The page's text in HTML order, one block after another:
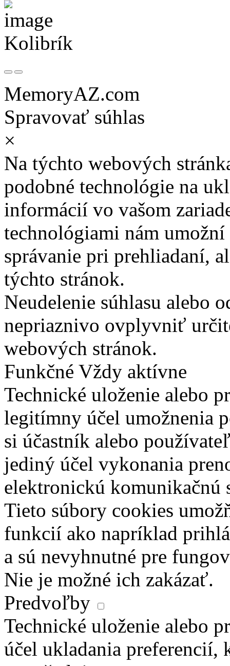
Kolibrík
MemoryAZ.com
Spravovať súhlas
×
Na týchto webových
podobné technológie na
informácií vo vašom
technológiami nám
správanie pri prehliadaní,
týchto stránok.
Neudelenie súhlasu alebo
nepriaznivo ovplyvniť
webových stránok.
Funkčné Vždy aktívne
Technické uloženie alebo
legitímny účel umožnenia
si účastník alebo
jediný účel vykonania
elektronickú komunikačnú
Tieto súbory cookies
funkcií ako napríklad
a sú nevyhnutné pre
Nie je možné ich zakázať.
Predvoľby
Technické uloženie alebo
účel ukladania preferencií,